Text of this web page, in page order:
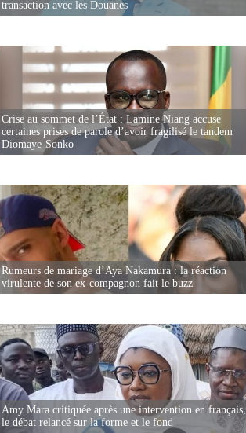
transaction avec les Douanes
Crise au sommet de l’État : Lamine Niang accuse
certaines prises de parole d’avoir fragilisé le tandem
Diomaye-Sonko
Rumeurs de mariage d’Aya Nakamura : la réaction
virulente de son ex-compagnon fait le buzz
Amy Mara critiquée après une intervention en français,
le débat relancé sur la forme et le fond